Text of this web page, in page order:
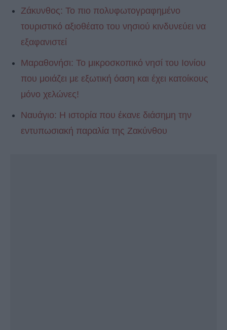
Ζάκυνθος: Το πιο πολυφωτογραφημένο
τουριστικό αξιοθέατο του νησιού κινδυνεύει να
εξαφανιστεί
Μαραθονήσι: Το μικροσκοπικό νησί του Ιονίου
που μοιάζει με εξωτική όαση και έχει κατοίκους
μόνο χελώνες!
Ναυάγιο: Η ιστορία που έκανε διάσημη την
εντυπωσιακή παραλία της Ζακύνθου